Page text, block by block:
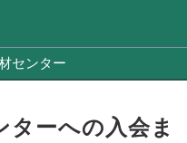
センター
ターへの入会ま